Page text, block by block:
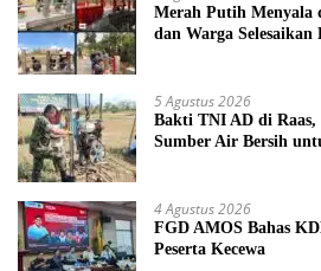
Merah Putih Menyala
dan Warga Selesaikan
5 Agustus 2026
Bakti TNI AD di
Sumber Air Bersih
4 Agustus 2026
FGD AMOS Bahas
Peserta Kecewa